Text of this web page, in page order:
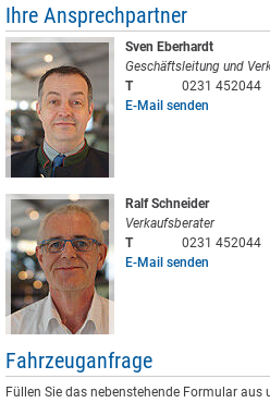
Ihre Ansprechpartner
Sven Eberhardt
Geschäftsleitung und
T
0231 452044
E-Mail senden
Ralf Schneider
Verkaufsberater
T
0231 452044
E-Mail senden
Fahrzeuganfrage
Füllen Sie das nebenstehende Formular